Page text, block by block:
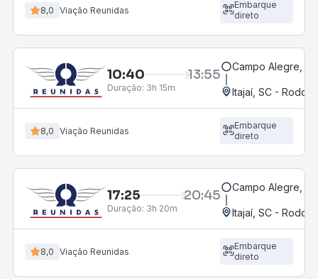
8,0 Viação Reunidas
Embarque
direto
10:40 13:55
Duração: 3h 15m
Campo Alegre,
Itajaí, SC -
8,0 Viação Reunidas
Embarque
direto
17:25 20:45
Duração: 3h 20m
Campo Alegre,
Itajaí, SC -
8,0 Viação Reunidas
Embarque
direto